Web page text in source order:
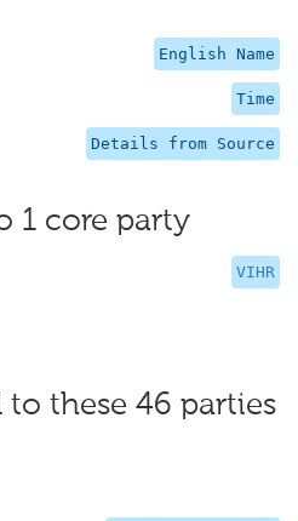
English Name
Time
Details from Source
1 core party
VIHR
these 46 parties